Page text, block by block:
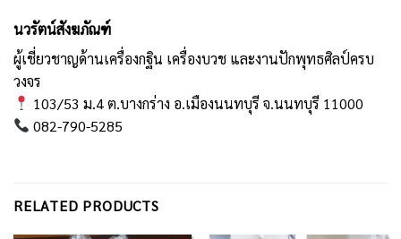
นวรัตน์สังฆภัณฑ์
ผู้เชี่ยวชาญด้านเครื่องกฐิน เครื่องบวช และงานปักพุทธศิลป์ครบ
วงจร
103/53 ม.4 ต.บางกร่าง อ.เมืองนนทบุรี จ.นนทบุรี 11000
082-790-5285
RELATED PRODUCTS